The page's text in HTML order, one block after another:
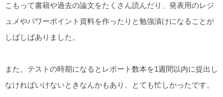
こもって書籍や過去の論文をたくさん読んだり、発表用のレジ
ュメやパワーポイント資料を作ったりと勉強漬けになることが
しばしばありました。
また、テストの時期になるとレポート数本を1週間以内に提出し
なければいけないときなんかもあり、とても忙しかったです。